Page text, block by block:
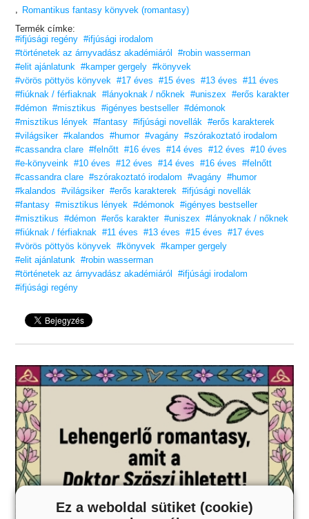
, Romantikus fantasy könyvek (romantasy)
Termék címke:
#ifjúsági regény #ifjúsági irodalom
#történetek az árnyvadász akadémiáról
#robin wasserman
#elit ajánlatunk
#kamper gergely #könyvek
#vörös pöttyös könyvek
#17 éves #15 éves #13 éves
#11 éves
#fiúknak / férfiaknak
#lányoknak / nőknek #uniszex
#erős karakter
#démon #misztikus #igényes bestseller #démonok
#misztikus lények
#fantasy #ifjúsági novellák
#erős karakterek
#világsiker #kalandos #humor #vagány #szórakoztató irodalom
#cassandra clare #felnőtt #16 éves #14 éves #12 éves
#10 éves
#e-könyveink
#10 éves #12 éves #14 éves #16 éves
#felnőtt
#cassandra clare #szórakoztató irodalom #vagány #humor
#kalandos
#világsiker #erős karakterek
#ifjúsági novellák
#fantasy #misztikus lények #démonok
#igényes bestseller
#misztikus
#démon #erős karakter #uniszex
#lányoknak / nőknek
#fiúknak / férfiaknak
#11 éves #13 éves #15 éves
#17 éves
#vörös pöttyös könyvek
#könyvek
#kamper gergely
#elit ajánlatunk
#robin wasserman
#történetek az árnyvadász akadémiáról
#ifjúsági irodalom
#ifjúsági regény
Ez a weboldal sütiket (cookie)